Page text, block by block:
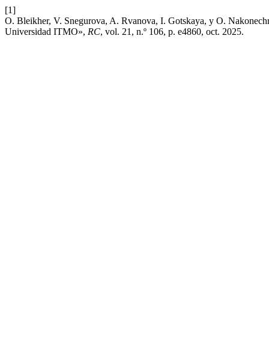
[1]
O. Bleikher, V. Snegurova, A. Rvanova, I. Gotskaya, y O.
Universidad ITMO», RC, vol. 21, n.º 106, p. e4860, oct. 2025.